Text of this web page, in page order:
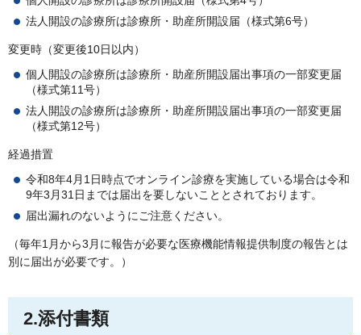
法人開設の診療所は診療所・助産所開設届（様式第6号）
変更時（変更後10日以内）
個人開設の診療所は診療所・助産所開設届出事項の一部変更届
（様式第11号）
法人開設の診療所は診療所・助産所開設届出事項の一部変更届
（様式第12号）
経過措置
令和8年4月1日時点でオンライン診療を実施している場合は令和
9年3月31日までは届出を要しないこととされております。
届出漏れのないようにご注意ください。
（毎年1月から3月に報告が必要な医療機能情報提供制度の報告とは
別に届出が必要です。）
2.添付書類